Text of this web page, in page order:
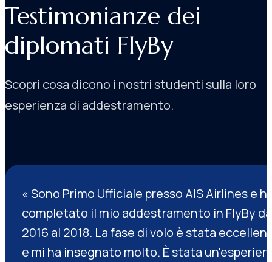
Testimonianze dei
diplomati FlyBy
Scopri cosa dicono i nostri studenti sulla loro
esperienza di addestramento.
Sono Primo Ufficiale presso AIS Airlines e
completato il mio addestramento in FlyBy
2016 al 2018. La fase di volo è stata
e mi ha insegnato molto. È stata